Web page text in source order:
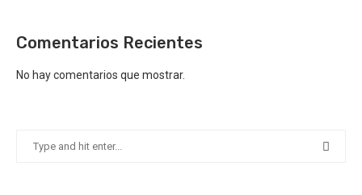
Comentarios Recientes
No hay comentarios que mostrar.